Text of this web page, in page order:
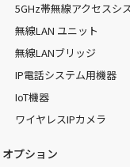
5GHz帯無線アクセスシ
無線LAN ユニット
無線LANブリッジ
IP電話システム用機器
IoT機器
ワイヤレスIPカメラ
オプション